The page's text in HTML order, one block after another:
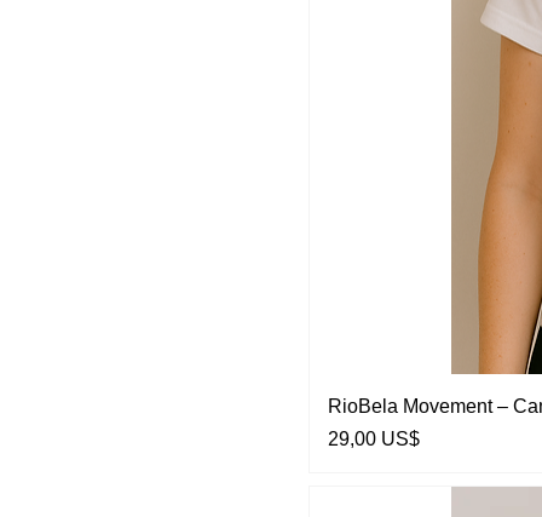
RioBela Movement –
Preço
29,00 US$